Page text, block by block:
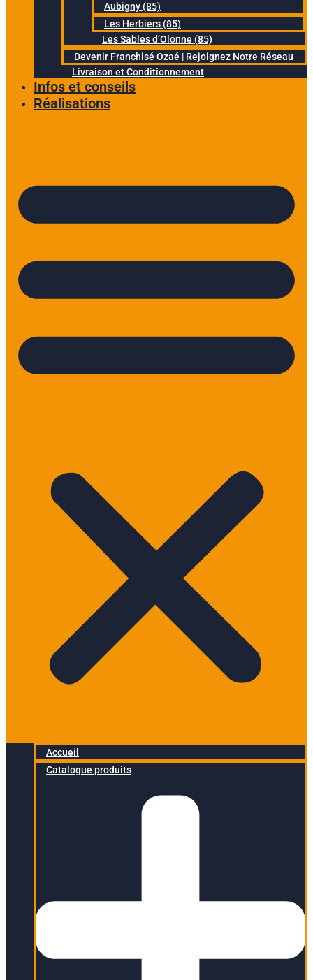
Aubigny (85)
Les Herbiers (85)
Les Sables d’Olonne (85)
Devenir Franchisé Ozaé | Rejoignez Notre Réseau
Livraison et Conditionnement
Infos et conseils
Réalisations
Accueil
Catalogue produits